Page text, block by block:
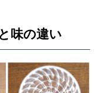
味の違い